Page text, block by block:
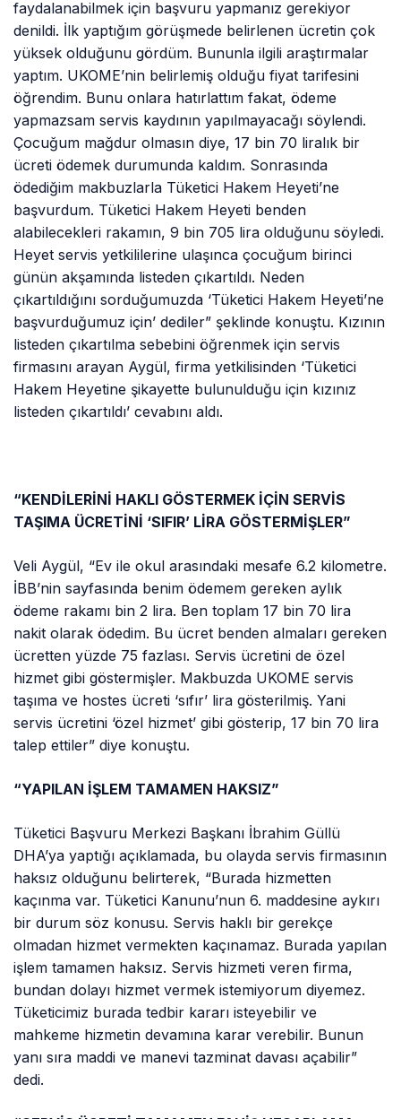
faydalanabilmek için başvuru yapmanız gerekiyor
denildi. İlk yaptığım görüşmede belirlenen ücretin çok
yüksek olduğunu gördüm. Bununla ilgili araştırmalar
yaptım. UKOME’nin belirlemiş olduğu fiyat tarifesini
öğrendim. Bunu onlara hatırlattım fakat, ödeme
yapmazsam servis kaydının yapılmayacağı söylendi.
Çocuğum mağdur olmasın diye, 17 bin 70 liralık bir
ücreti ödemek durumunda kaldım. Sonrasında
ödediğim makbuzlarla Tüketici Hakem Heyeti’ne
başvurdum. Tüketici Hakem Heyeti benden
alabilecekleri rakamın, 9 bin 705 lira olduğunu söyledi.
Heyet servis yetkililerine ulaşınca çocuğum birinci
günün akşamında listeden çıkartıldı. Neden
çıkartıldığını sorduğumuzda ‘Tüketici Hakem Heyeti’ne
başvurduğumuz için’ dediler” şeklinde konuştu. Kızının
listeden çıkartılma sebebini öğrenmek için servis
firmasını arayan Aygül, firma yetkilisinden ‘Tüketici
Hakem Heyetine şikayette bulunulduğu için kızınız
listeden çıkartıldı’ cevabını aldı.
“KENDİLERİNİ HAKLI GÖSTERMEK İÇİN SERVİS
TAŞIMA ÜCRETİNİ ‘SIFIR’ LİRA GÖSTERMİŞLER”
Veli Aygül, “Ev ile okul arasındaki mesafe 6.2 kilometre.
İBB’nin sayfasında benim ödemem gereken aylık
ödeme rakamı bin 2 lira. Ben toplam 17 bin 70 lira
nakit olarak ödedim. Bu ücret benden almaları gereken
ücretten yüzde 75 fazlası. Servis ücretini de özel
hizmet gibi göstermişler. Makbuzda UKOME servis
taşıma ve hostes ücreti ‘sıfır’ lira gösterilmiş. Yani
servis ücretini ‘özel hizmet’ gibi gösterip, 17 bin 70 lira
talep ettiler” diye konuştu.
“YAPILAN İŞLEM TAMAMEN HAKSIZ”
Tüketici Başvuru Merkezi Başkanı İbrahim Güllü
DHA’ya yaptığı açıklamada, bu olayda servis firmasının
haksız olduğunu belirterek, “Burada hizmetten
kaçınma var. Tüketici Kanunu’nun 6. maddesine aykırı
bir durum söz konusu. Servis haklı bir gerekçe
olmadan hizmet vermekten kaçınamaz. Burada yapılan
işlem tamamen haksız. Servis hizmeti veren firma,
bundan dolayı hizmet vermek istemiyorum diyemez.
Tüketicimiz burada tedbir kararı isteyebilir ve
mahkeme hizmetin devamına karar verebilir. Bunun
yanı sıra maddi ve manevi tazminat davası açabilir”
dedi.